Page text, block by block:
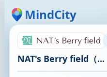
MindCity
NAT's Berry field（...